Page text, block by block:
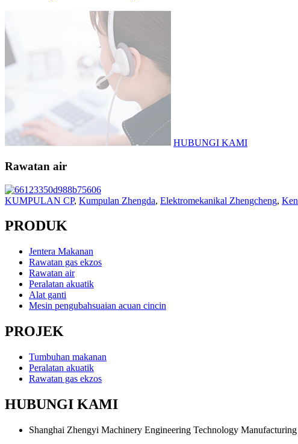
HUBUNGI KAMI
Rawatan air
KUMPULAN CP, Kumpulan Zhengda, Elektromekanikal Zhengcheng,
PRODUK
Jentera Makanan
Rawatan gas ekzos
Rawatan air
Peralatan akuatik
Alat ganti
Mesin pengubahsuaian acuan cincin
PROJEK
Tumbuhan makanan
Peralatan akuatik
Rawatan gas ekzos
HUBUNGI KAMI
Shanghai Zhengyi Machinery Engineering Technology